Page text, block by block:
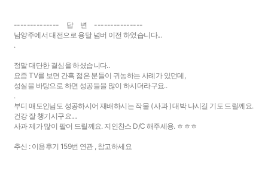
-------------- 답 변 ---------------
남양주에서 대전으로 용달 넘버 이전 하였습니다...
.
정말 대단한 결심을 하셨습니다..
요즘 TV를 보면 간혹 젊은 분들이 귀농하는 사례가 있던데,
성실을 바탕으로 하면 성공들을 많이 하시더라구요..
.
부디 매도인님도 성공하시어 재배하시는 작물 ( 사과 ) 대박 나시길 기도 드릴께요.
건강 잘 챙기시구요....
사과 제가 많이 팔어 드릴께요. 지인찬스 D/C 해주세용. ㅎㅎㅎ
추신 : 이용후기 159번 연관 , 참고하세요